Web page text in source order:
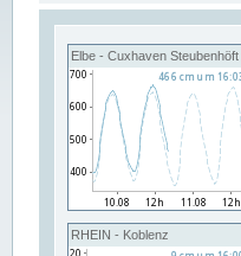
Elbe - Cuxhaven Steubenhöft
RHEIN - Koblenz